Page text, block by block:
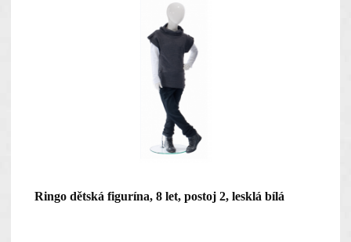
Ringo dětská figurína, 8 let, postoj 2, lesklá bílá